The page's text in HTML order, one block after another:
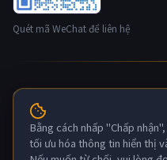
Quét mã WeChat để liên hệ
© 2026 Hộp mây
Công ty Cổ phần Công nghệ
thuộc về.
粤ICP备2022132880号-6
Bằng cách nhấp "Chấp
tối ưu hóa thông tin hiển thị